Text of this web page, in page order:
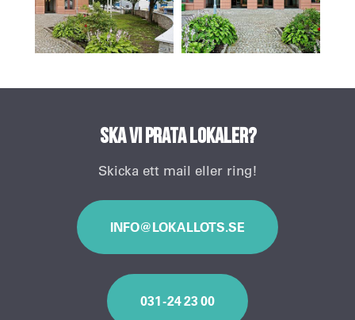
Ska vi prata lokaler?
Skicka ett mail eller ring!
INFO@LOKALLOTS.SE
031 - 24 23 00